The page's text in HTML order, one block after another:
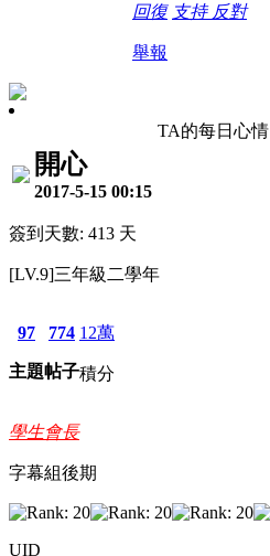
回復 支持 反對
舉報
TA的每日心情
開心
2017-5-15 00:15
簽到天數: 413 天
[LV.9]三年級二學年
97
主題
774
帖子
12萬
積分
學生會長
字幕組後期
UID